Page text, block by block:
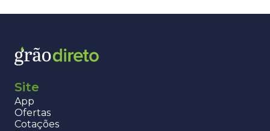
Site
App
Ofertas
Cotações